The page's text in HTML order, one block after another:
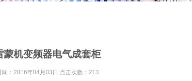
蒙机变频器电气成套柜
间：2016年04月03日 点击次数： 213